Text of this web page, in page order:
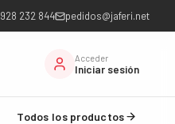
928 232 844 pedidos@jaferi.net
Acceder
Iniciar sesión
Todos los productos